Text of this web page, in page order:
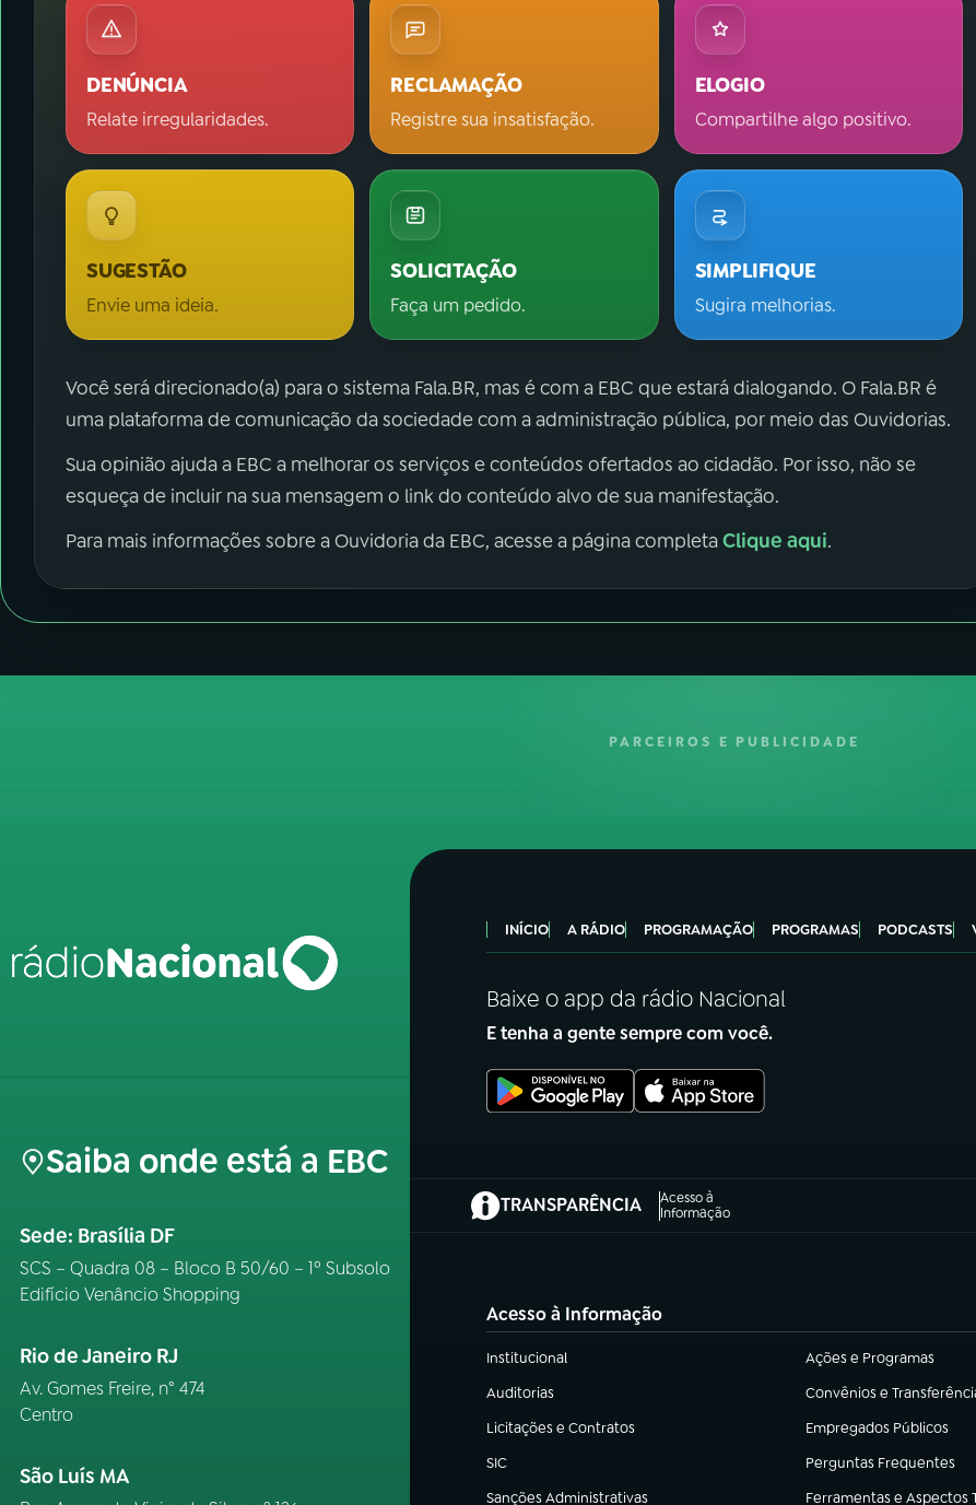
DENÚNCIA
Relate irregularidades.
RECLAMAÇÃO
Registre sua insatisfação.
ELOGIO
Compartilhe algo positivo.
SUGESTÃO
Envie uma ideia.
SOLICITAÇÃO
Faça um pedido.
SIMPLIFIQUE
Sugira melhorias.
Você será direcionado(a) para o sistema Fala.BR, mas é com a EBC que estará dialogando. O Fala.BR é
uma plataforma de comunicação da sociedade com a administração pública, por meio das Ouvidorias.
Sua opinião ajuda a EBC a melhorar os serviços e conteúdos ofertados ao cidadão. Por isso, não se
esqueça de incluir na sua mensagem o link do conteúdo alvo de sua manifestação.
Para mais informações sobre a Ouvidoria da EBC, acesse a página completaClique aqui.
PARCEIROS E PUBLICIDADE
Saiba onde está a EBC
Sede: Brasília DF
SCS – Quadra 08 – Bloco B 50/60 – 1º Subsolo
Edifício Venâncio Shopping
Rio de Janeiro RJ
Av. Gomes Freire, n° 474
Centro
São Luís MA
INÍCIO A RÁDIO PROGRAMAÇÃO PROGRAMAS PODCASTS
Baixe o app da rádio Nacional
E tenha a gente sempre com você.
TRANSPARÊNCIA
Acesso à
Informação
(abre em nova aba)
Acesso à Informação
Institucional
(abre em nova aba) Ações e Programas
(abre em nova aba)
Auditorias
(abre em nova aba) Convênios e
(abre em nova aba)
Licitações e Contratos
(abre em nova aba) Empregados Públicos
(abre em nova aba)
SIC
(abre em nova aba) Perguntas Frequentes
(abre em nova aba)
Sanções Administrativas
Ferramentas e Aspectos